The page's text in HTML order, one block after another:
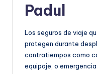
Padul
Los seguros de viaje
protegen durante
contratiempos como
equipaje, o